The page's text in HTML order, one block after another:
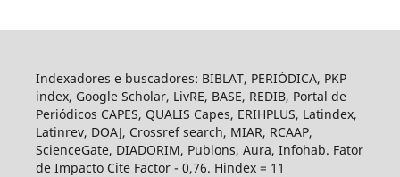
Indexadores e buscadores: BIBLAT, PERIÓDICA, PKP
index, Google Scholar, LivRE, BASE, REDIB, Portal de
Periódicos CAPES, QUALIS Capes, ERIHPLUS, Latindex,
Latinrev, DOAJ, Crossref search, MIAR, RCAAP,
ScienceGate, DIADORIM, Publons, Aura, Infohab. Fator
de Impacto Cite Factor - 0,76. Hindex = 11